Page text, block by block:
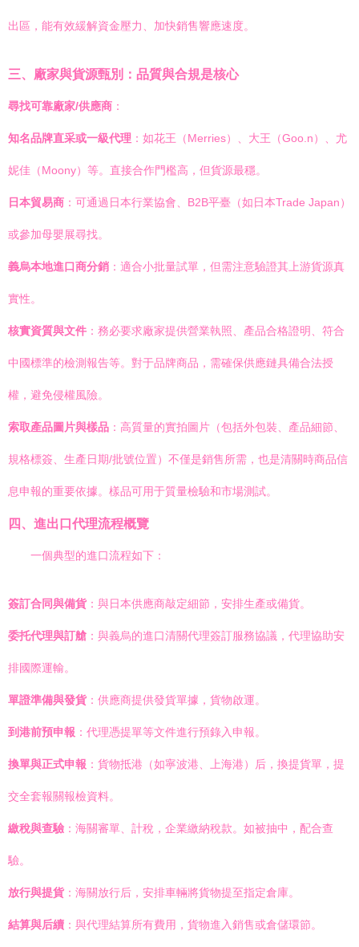
出區，能有效緩解資金壓力、加快銷售響應速度。
三、廠家與貨源甄別：品質與合規是核心
尋找可靠廠家/供應商 ：
知名品牌直采或一級代理 ：如花王（Merries）、大王（Goo.n）、尤
妮佳（Moony）等。直接合作門檻高，但貨源最穩。
日本貿易商 ：可通過日本行業協會、B2B平臺（如日本Trade Japan）
或參加母嬰展尋找。
義烏本地進口商分銷 ：適合小批量試單，但需注意驗證其上游貨源真
實性。
核實資質與文件 ：務必要求廠家提供營業執照、產品合格證明、符合
中國標準的檢測報告等。對于品牌商品，需確保供應鏈具備合法授
權，避免侵權風險。
索取產品圖片與樣品 ：高質量的實拍圖片（包括外包裝、產品細節、
規格標簽、生產日期/批號位置）不僅是銷售所需，也是清關時商品信
息申報的重要依據。樣品可用于質量檢驗和市場測試。
四、進出口代理流程概覽
一個典型的進口流程如下：
簽訂合同與備貨 ：與日本供應商敲定細節，安排生產或備貨。
委托代理與訂艙 ：與義烏的進口清關代理簽訂服務協議，代理協助安
排國際運輸。
單證準備與發貨 ：供應商提供發貨單據，貨物啟運。
到港前預申報 ：代理憑提單等文件進行預錄入申報。
換單與正式申報 ：貨物抵港（如寧波港、上海港）后，換提貨單，提
交全套報關報檢資料。
繳稅與查驗 ：海關審單、計稅，企業繳納稅款。如被抽中，配合查
驗。
放行與提貨 ：海關放行后，安排車輛將貨物提至指定倉庫。
結算與后續 ：與代理結算所有費用，貨物進入銷售或倉儲環節。